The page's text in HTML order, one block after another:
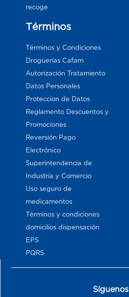
recoge
Términos
Términos y Condiciones
Droguerías Cafam
Autorización Tratamiento
Datos Personales
Proteccion de Datos
Reglamento Descuentos y
Promociones
Reversión Pago
Electrónico
Superintendencia de
Industria y Comercio
Uso seguro de
medicamentos
Términos y condiciones
domicilios dispensación
EPS
PQRS
Síguenos